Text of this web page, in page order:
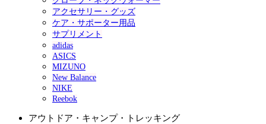
アクセサリー・グッズ
ケア・サポーター用品
サプリメント
adidas
ASICS
MIZUNO
New Balance
NIKE
Reebok
アウトドア・キャンプ・トレッキング